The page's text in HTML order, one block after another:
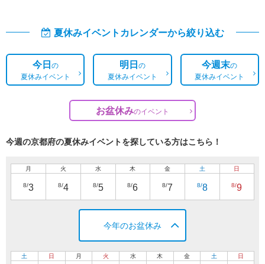
夏休みイベントカレンダーから絞り込む
今日の
夏休みイベント
明日の
夏休みイベント
今週末の
夏休みイベント
お盆休みのイベント
今週の京都府の夏休みイベントを探している方はこちら！
月
8/3
火
8/4
水
8/5
木
8/6
金
8/7
土
8/8
日
8/9
今年のお盆休み
土 日 月 火 水 木 金 土 日